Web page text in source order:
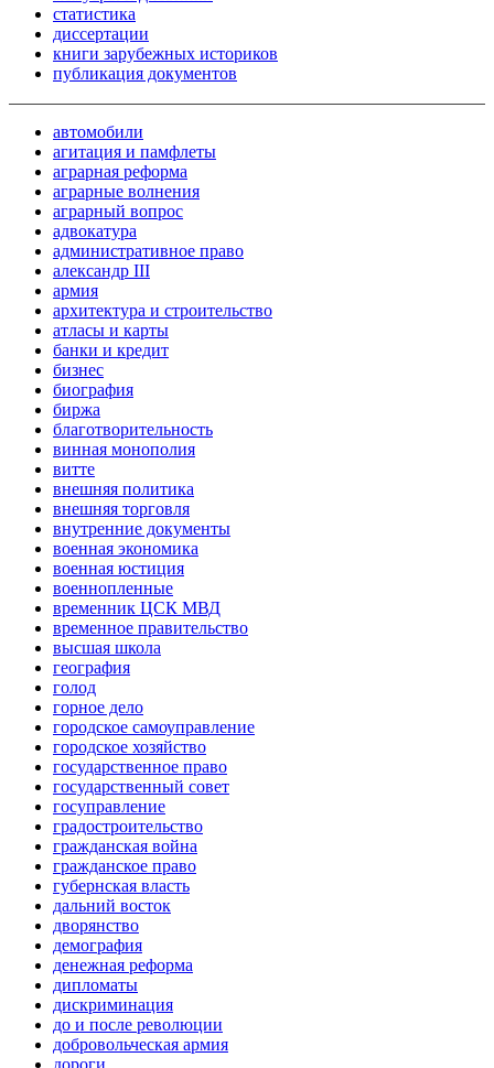
статистика
диссертации
книги зарубежных историков
публикация документов
автомобили
агитация и памфлеты
аграрная реформа
аграрные волнения
аграрный вопрос
адвокатура
административное право
александр III
армия
архитектура и строительство
атласы и карты
банки и кредит
бизнес
биография
биржа
благотворительность
винная монополия
витте
внешняя политика
внешняя торговля
внутренние документы
военная экономика
военная юстиция
военнопленные
временник ЦСК МВД
временное правительство
высшая школа
география
голод
горное дело
городское самоуправление
городское хозяйство
государственное право
государственный совет
госуправление
градостроительство
гражданская война
гражданское право
губернская власть
дальний восток
дворянство
демография
денежная реформа
дипломаты
дискриминация
до и после революции
добровольческая армия